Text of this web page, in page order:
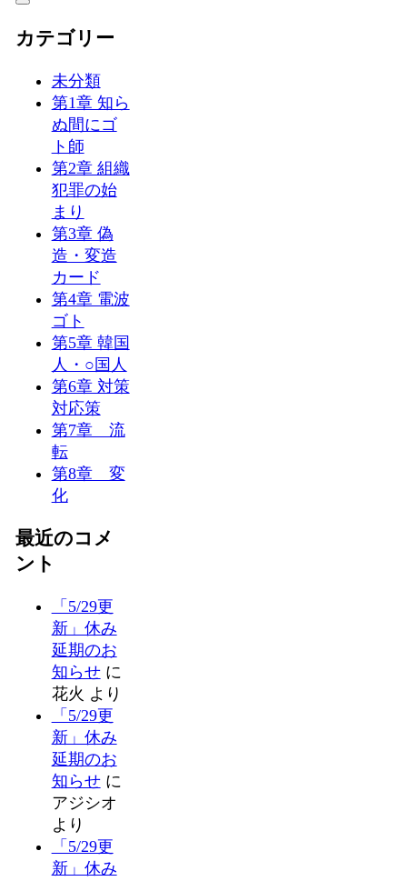
カテゴリー
未分類
第1章 知ら
ぬ間にゴ
ト師
第2章 組織
犯罪の始
まり
第3章 偽
造・変造
カード
第4章 電波
ゴト
第5章 韓国
人・○国人
第6章 対策
対応策
第7章 流
転
第8章 変
化
最近のコメ
ント
「5/29更
新」休み
延期のお
知らせに
花火 より
「5/29更
新」休み
延期のお
知らせに
アジシオ
より
「5/29更
新」休み